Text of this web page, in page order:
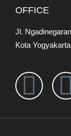
OFFICE
Jl.
Kota